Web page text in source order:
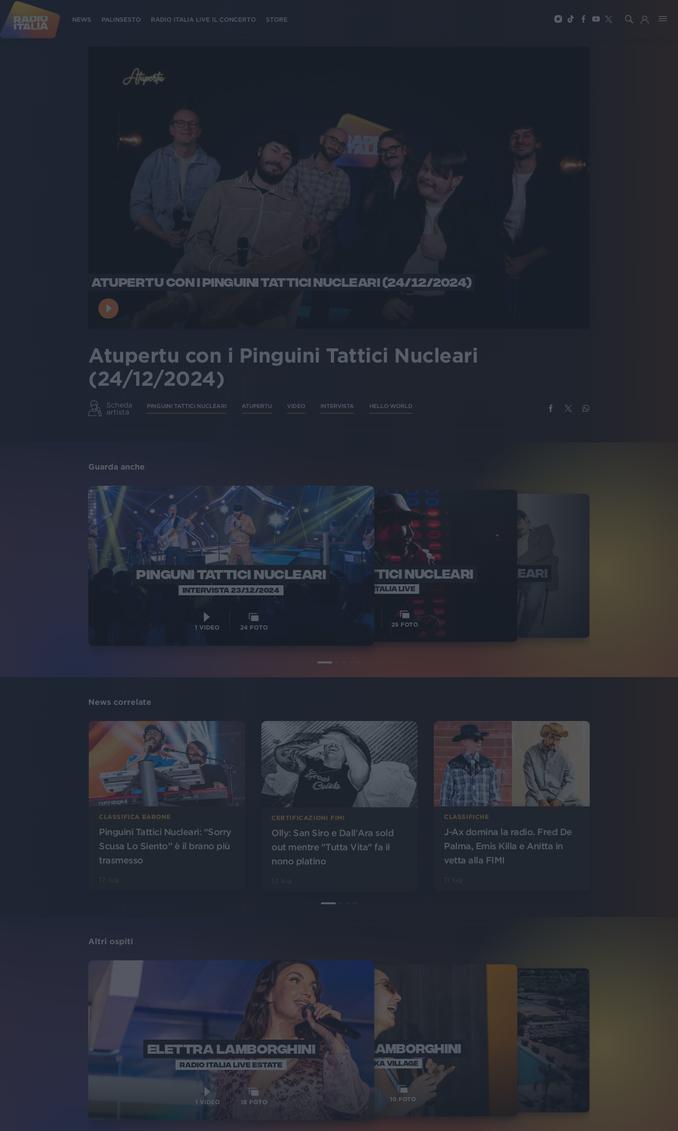
NEWS PALINSESTO RADIO ITALIA LIVE IL CONCERTO STORE
ATUPERTU CON I PINGUINI TATTICI NUCLEARI (24/12/2024)
Atupertu con i Pinguini Tattici Nucleari
(24/12/2024)
Scheda
artista
PINGUINI TATTICI NUCLEARI ATUPERTU VIDEO INTERVISTA HELLO WORLD
Guarda anche
PINGUNI TATTICI NUCLEARI
INTERVISTA 23/12/2024
1 VIDEO 24FOTO
PINGUINI TATTICI NUCLEARI
RADIO ITALIA LIVE
25FOTO
PINGUINI TATTICI NUCLEARI
News correlate
CLASSIFICA EARONE
Pinguini Tattici Nucleari: “Sorry
Scusa Lo Siento” è il brano più
trasmesso
CERTIFICAZIONI FIMI
Olly: San Siro e Dall'Ara sold
out mentre "Tutta Vita" fa il
nono platino
CLASSIFICHE
J-Ax domina la radio. Fred De
Palma, Emis Killa e Anitta in
vetta alla FIMI
Altri ospiti
ELETTRA LAMBORGHINI
RADIO ITALIA LIVE ESTATE
1 VIDEO 18 FOTO
ELETTRA LAMBORGHINI
VOI TANKA VILLAGE
10 FOTO
RADIO ITALIA
VOI TANKA VILLAGE